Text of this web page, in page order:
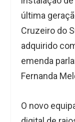
última
Cruzeiro do
adquirido
emenda
Fernanda
O novo